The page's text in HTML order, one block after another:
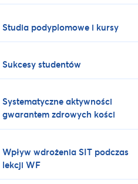
Studia podyplomowe i kursy
Sukcesy studentów
Systematyczne aktywności
gwarantem zdrowych kości
Wpływ wdrożenia SIT podczas
lekcji WF